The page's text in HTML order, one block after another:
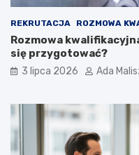
REKRUTACJA ROZMOWA
Rozmowa
się przygotować?
3 lipca 2026 Ada